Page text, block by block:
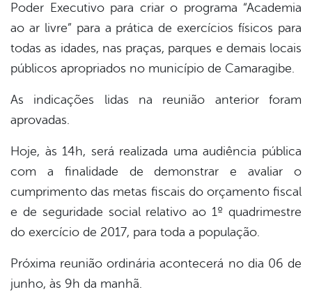
Poder Executivo para criar o programa “Academia
ao ar livre” para a prática de exercícios físicos para
todas as idades, nas praças, parques e demais locais
públicos apropriados no município de Camaragibe.
As indicações lidas na reunião anterior foram
aprovadas.
Hoje, às 14h, será realizada uma audiência pública
com a finalidade de demonstrar e avaliar o
cumprimento das metas fiscais do orçamento fiscal
e de seguridade social relativo ao 1º quadrimestre
do exercício de 2017, para toda a população.
Próxima reunião ordinária acontecerá no dia 06 de
junho, às 9h da manhã.